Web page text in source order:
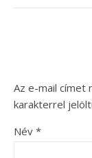
Az e-mail címet
karakterrel
Név *